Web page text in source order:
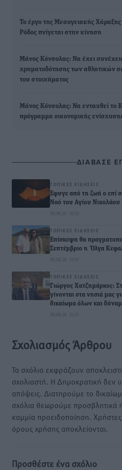
Το έργο της Μεσογειακής
Ρόδος πνίγεται στην κίνηση
Μάνος Κόνσολας: Να έχει
χρηματοδότησης των αθλητικών
του στοιχήματος
Μάνος Κόνσολας: Nα ενταχθεί το
πρόγραμμα οικονομικής
ΔΙΑΒΑΣΕ
ΤΟΠΙΚΈΣ ΕΙΔΉΣΕΙΣ
Έφυγε από τη ζωή ο επί
Ναό του Αγίου
09.08.26 · 15:52
ΤΟΠΙΚΈΣ ΕΙΔΉΣΕΙΣ
Επίσκεψη θα
Σεπτέμβριο η Όλγα
09.08.26 · 12:47
ΤΟΠΙΚΈΣ ΕΙΔΉΣΕΙΣ
Γιώργος Χατζημάρκος:
γίνονται στα νησιά μας
δικαίωμα όλων και
09.08.26 · 12:21
Σχολιασμός Άρθρου
Τα σχόλια εκφράζουν
σχολιαστή. Η Δημοκρατική δεν
απόψεις. Διατηρούμε το
σχόλια θεωρούμε προσβλητικά
καμμία προειδοποίηση.
όρους χρήσης αποκλείονται.
Προσθέστε ένα σχόλιο